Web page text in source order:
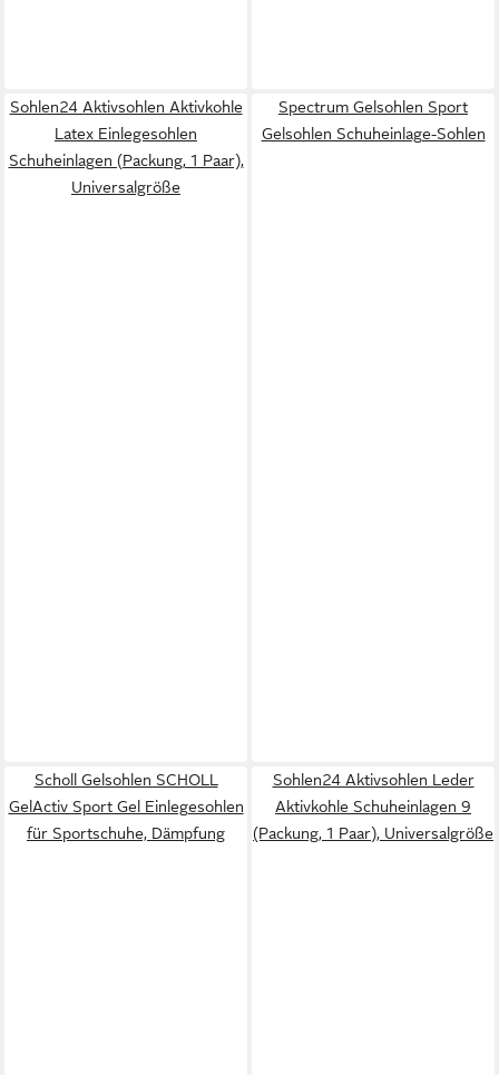
Sohlen24 Aktivsohlen Aktivkohle
Latex Einlegesohlen
Schuheinlagen (Packung, 1 Paar),
Universalgröße
Spectrum Gelsohlen Sport
Gelsohlen Schuheinlage-Sohlen
Scholl Gelsohlen SCHOLL
GelActiv Sport Gel Einlegesohlen
für Sportschuhe, Dämpfung
Sohlen24 Aktivsohlen Leder
Aktivkohle Schuheinlagen 9
(Packung, 1 Paar), Universalgröße